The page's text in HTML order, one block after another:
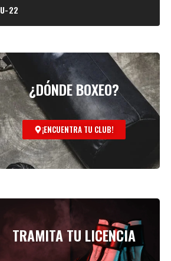
U-22
¿DÓNDE BOXEO?
¡ENCUENTRA TU CLUB!
TRAMITA TU LICENCIA